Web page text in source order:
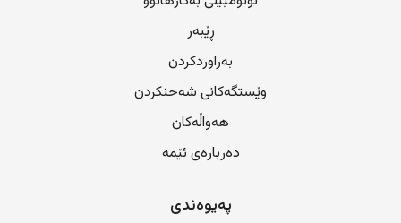
ڕێبەر
بەراوردکردن
وێستگەکانی شەحنکردن
هەواڵەکان
دەربارەی ئێمە
پەیوەندی